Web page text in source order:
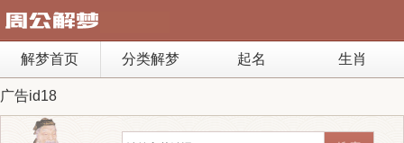
解梦首页 分类解梦 起名 生肖
广告id18